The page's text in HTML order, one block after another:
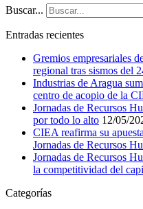
Buscar...
Entradas recientes
Gremios empresariales
regional tras sismos del
Industrias de Aragua
centro de acopio de la
Jornadas de Recursos
por todo lo alto 12/05/
CIEA reafirma su
Jornadas de Recursos
Jornadas de Recursos
la competitividad del
Categorías